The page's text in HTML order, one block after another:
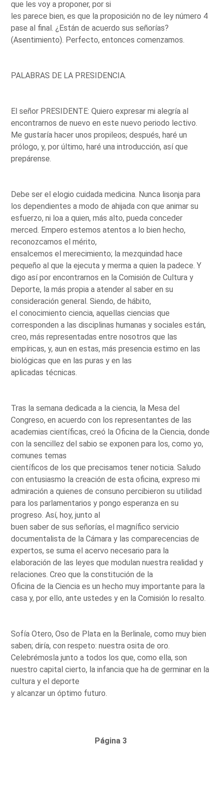
que les voy a proponer, por si
les parece bien, es que la proposición no de ley número 4
pase al final. ¿Están de acuerdo sus señorías?
(Asentimiento). Perfecto, entonces comenzamos.
PALABRAS DE LA PRESIDENCIA.
El señor PRESIDENTE: Quiero expresar mi alegría al
encontrarnos de nuevo en este nuevo periodo lectivo.
Me gustaría hacer unos propileos; después, haré un
prólogo, y, por último, haré una introducción, así que
prepárense.
Debe ser el elogio cuidada medicina. Nunca lisonja para
los dependientes a modo de ahijada con que animar su
esfuerzo, ni loa a quien, más alto, pueda conceder
merced. Empero estemos atentos a lo bien hecho,
reconozcamos el mérito,
ensalcemos el merecimiento; la mezquindad hace
pequeño al que la ejecuta y merma a quien la padece. Y
digo así por encontrarnos en la Comisión de Cultura y
Deporte, la más propia a atender al saber en su
consideración general. Siendo, de hábito,
el conocimiento ciencia, aquellas ciencias que
corresponden a las disciplinas humanas y sociales están,
creo, más representadas entre nosotros que las
empíricas, y, aun en estas, más presencia estimo en las
biológicas que en las puras y en las
aplicadas técnicas.
Tras la semana dedicada a la ciencia, la Mesa del
Congreso, en acuerdo con los representantes de las
academias científicas, creó la Oficina de la Ciencia, donde
con la sencillez del sabio se exponen para los, como yo,
comunes temas
científicos de los que precisamos tener noticia. Saludo
con entusiasmo la creación de esta oficina, expreso mi
admiración a quienes de consuno percibieron su utilidad
para los parlamentarios y pongo esperanza en su
progreso. Así, hoy, junto al
buen saber de sus señorías, el magnífico servicio
documentalista de la Cámara y las comparecencias de
expertos, se suma el acervo necesario para la
elaboración de las leyes que modulan nuestra realidad y
relaciones. Creo que la constitución de la
Oficina de la Ciencia es un hecho muy importante para la
casa y, por ello, ante ustedes y en la Comisión lo resalto.
Sofía Otero, Oso de Plata en la Berlinale, como muy bien
saben; diría, con respeto: nuestra osita de oro.
Celebrémosla junto a todos los que, como ella, son
nuestro capital cierto, la infancia que ha de germinar en la
cultura y el deporte
y alcanzar un óptimo futuro.
Página 3